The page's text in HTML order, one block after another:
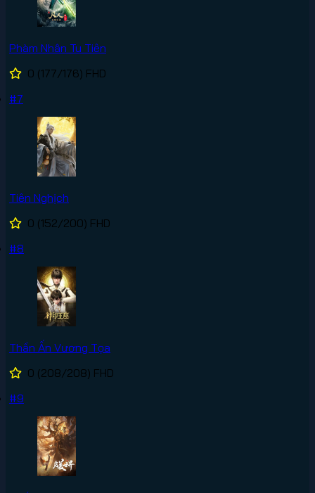
Phàm Nhân Tu Tiên
0 (177/176) FHD
#7
Tiên Nghịch
0 (152/200) FHD
#8
Thần Ấn Vương Tọa
0 (208/208) FHD
#9